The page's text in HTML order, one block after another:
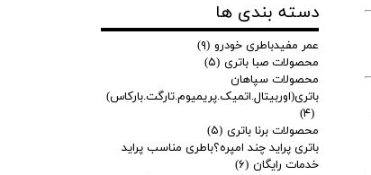
دسته بندی ها
عمر مفیدباطری خودرو (۹)
محصولات صبا باتری (۵)
محصولات سپاهان
باتری(اوربیتال.اتمیک.پریمیوم.تارگت.بارکاس)
(۴)
محصولات برنا باتری (۵)
باتری پراید چند امپره؟باطری مناسب پراید
خدمات رایگان (۶)